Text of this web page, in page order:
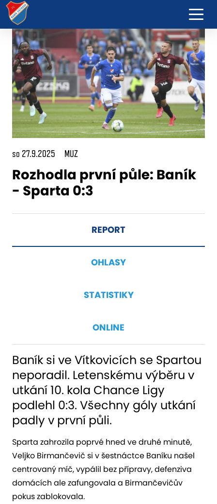
so 27.9.2025 MUZ
Rozhodla první půle: Baník
- Sparta 0:3
REPORT
OHLASY
STATISTIKY
ONLINE
Baník si ve Vítkovicích se Spartou
neporadil. Letenskému výběru v
utkání 10. kola Chance Ligy
podlehl 0:3. Všechny góly utkání
padly v první půli.
Sparta zahrozila poprvé hned ve druhé minutě,
Veljko Birmančevič si v šestnáctce Baníku našel
centrovaný míč, vypálil bez přípravy, defenziva
domácích ale zafungovala a Birmančevičův
pokus zablokovala.